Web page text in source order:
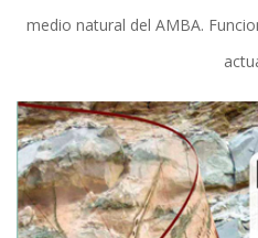
medio natural del AMBA.